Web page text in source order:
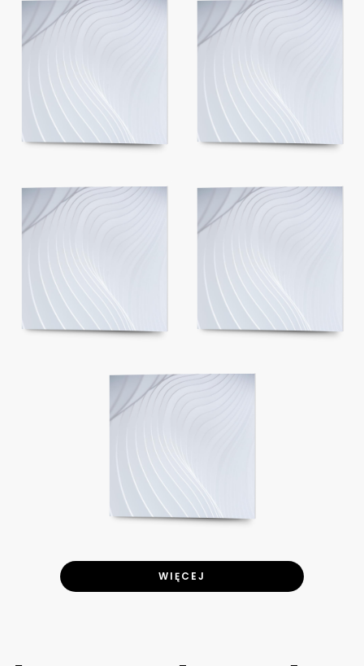
WIĘCEJ